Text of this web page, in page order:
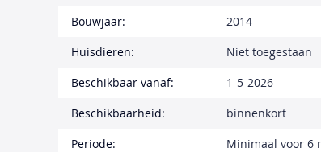
Bouwjaar:
2014
Huisdieren:
Niet toegestaan
Beschikbaar vanaf:
1-5-2026
Beschikbaarheid:
binnenkort
Periode:
Minimaal voor 6